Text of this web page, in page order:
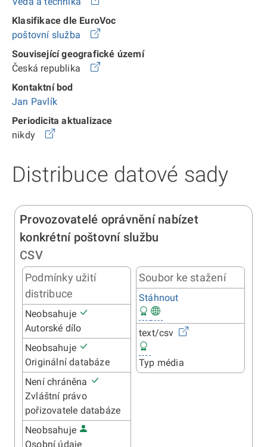
Klasifikace dle EuroVoc
poštovní služba
Související geografické území
Česká republika
Kontaktní bod
Jan Pavlík
Periodicita aktualizace
nikdy
Distribuce datové sady
Provozovatelé oprávnění nabízet
konkrétní poštovní službu
CSV
Podmínky užití
distribuce
Neobsahuje
Autorské dílo
Neobsahuje
Originální databáze
Není chráněna
Zvláštní právo
pořizovatele databáze
Neobsahuje
Osobní údaje
Soubor ke stažení
Stáhnout
text/csv
Typ média